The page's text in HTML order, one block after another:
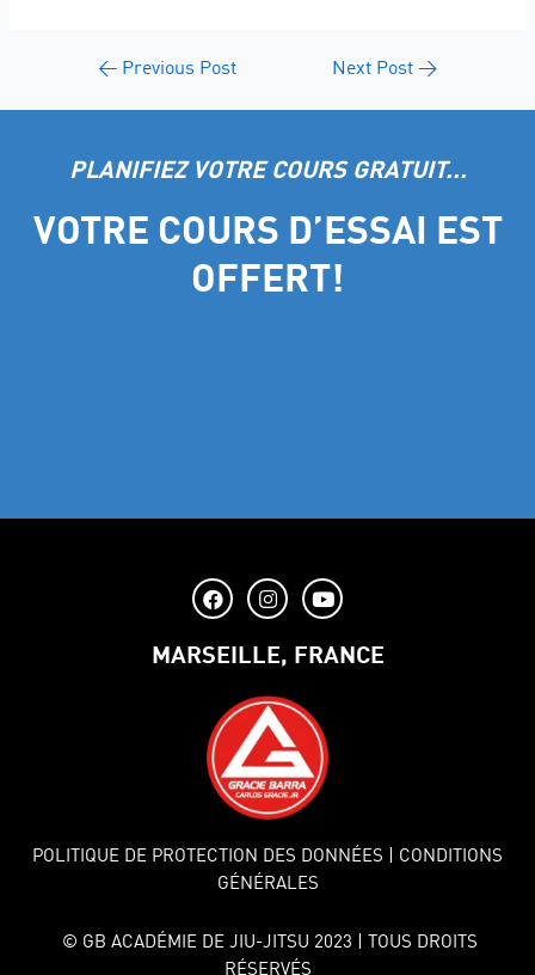
←Previous Post Next Post→
PLANIFIEZ VOTRE COURS GRATUIT...
VOTRE COURS D’ESSAI EST
OFFERT!
MARSEILLE, FRANCE
POLITIQUE DE PROTECTION DES DONNÉES
| CONDITIONS
GÉNÉRALES
© GB ACADÉMIE DE JIU-JITSU 2023 | TOUS DROITS
RÉSERVÉS